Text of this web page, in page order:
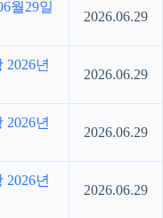
월29일
2026.06.29
년
2026.06.29
년
2026.06.29
년
2026.06.29